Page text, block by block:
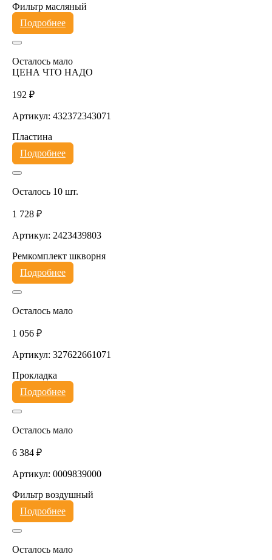
Фильтр масляный
Подробнее
Осталось мало
ЦЕНА ЧТО НАДО
192 ₽
Артикул: 432372343071
Пластина
Подробнее
Осталось 10 шт.
1 728 ₽
Артикул: 2423439803
Ремкомплект шкворня
Подробнее
Осталось мало
1 056 ₽
Артикул: 327622661071
Прокладка
Подробнее
Осталось мало
6 384 ₽
Артикул: 0009839000
Фильтр воздушный
Подробнее
Осталось мало